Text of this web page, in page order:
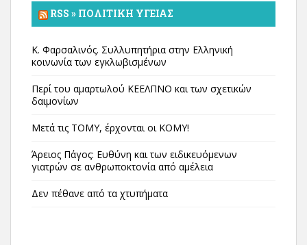
RSS » ΠΟΛΙΤΙΚΉ ΥΓΕΊΑΣ
Κ. Φαρσαλινός. Συλλυπητήρια στην Ελληνική
κοινωνία των εγκλωβισμένων
Περί του αμαρτωλού ΚΕΕΛΠΝΟ και των σχετικών
δαιμονίων
Μετά τις ΤΟΜΥ, έρχονται οι ΚΟΜΥ!
Άρειος Πάγος: Ευθύνη και των ειδικευόμενων
γιατρών σε ανθρωποκτονία από αμέλεια
Δεν πέθανε από τα χτυπήματα